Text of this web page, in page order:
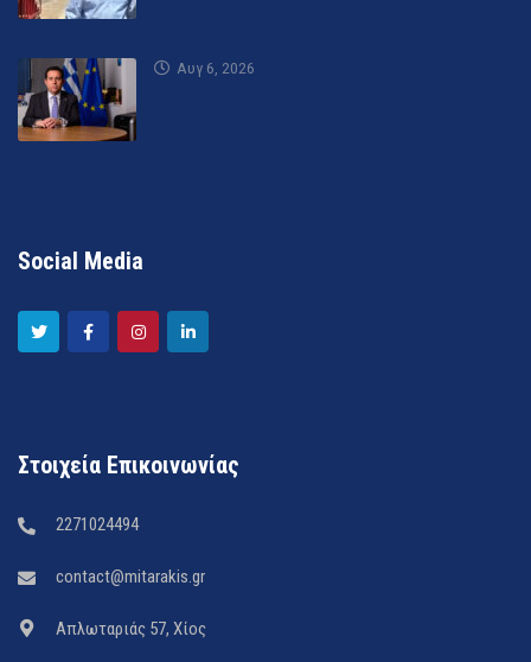
Αυγ 6, 2026
Social Media
Στοιχεία Επικοινωνίας
2271024494
contact@mitarakis.gr
Απλωταριάς 57, Χίος